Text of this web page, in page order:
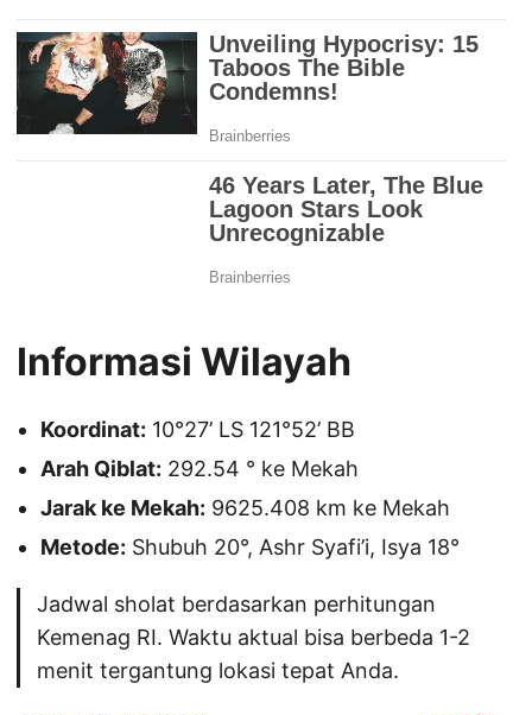
Informasi Wilayah
Koordinat: 10°27’ LS 121°52’ BB
Arah Qiblat: 292.54 ° ke Mekah
Jarak ke Mekah: 9625.408 km ke Mekah
Metode: Shubuh 20°, Ashr Syafi’i, Isya 18°
Jadwal sholat berdasarkan perhitungan
Kemenag RI. Waktu aktual bisa berbeda 1-2
menit tergantung lokasi tepat Anda.